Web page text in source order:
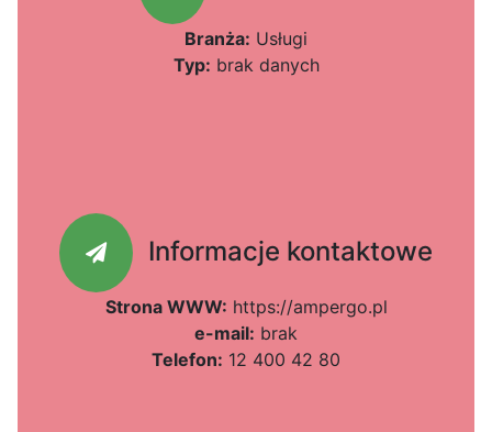
Branża: Usługi
Typ: brak danych
Informacje kontaktowe
Strona WWW: https://ampergo.pl
e-mail: brak
Telefon: 12 400 42 80